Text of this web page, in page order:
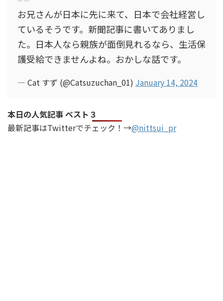
お兄さんが日本に先に来て、日本で会社経営し
ているそうです。新聞記事に書いてありまし
た。日本人なら親族が面倒見れるなら、生活保
護受給できませんよね。おかしな話です。
— Cat すず (@Catsuzuchan_01) January 14, 2024
本日の人気記事 ベスト３
最新記事はTwitterでチェック！→@nittsui_pr